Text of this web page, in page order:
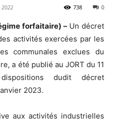
0
738
forfaitaire) – Un décret
activités exercées par les
communales exclues du
a été publié au JORT du 11
dudit décret
2023.
aux activités industrielles